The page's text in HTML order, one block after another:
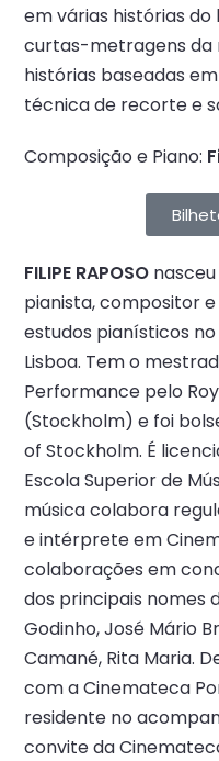
em várias histórias do
curtas-metragens da
histórias baseadas
técnica de recorte e
Composição e Piano:
FILIPE RAPOSO nasceu
pianista, compositor
estudos pianísticos
Lisboa. Tem o
Performance pelo
(Stockholm) e foi
of Stockholm. É
Escola Superior de
música colabora
e intérprete em
colaborações em
dos principais nomes
Godinho, José Mário
Camané, Rita Maria.
com a Cinemateca
residente no
convite da